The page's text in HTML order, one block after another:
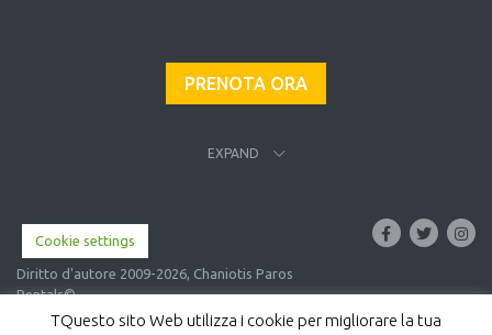
PRENOTA ORA
EXPAND
Cookie settings
Diritto d'autore 2009-2026, Chaniotis Paros
Rentals©
TQuesto sito Web utilizza i cookie per migliorare la tua